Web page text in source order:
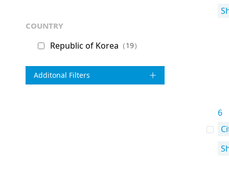
country
Republic of Korea （19）
Additonal Filters
6